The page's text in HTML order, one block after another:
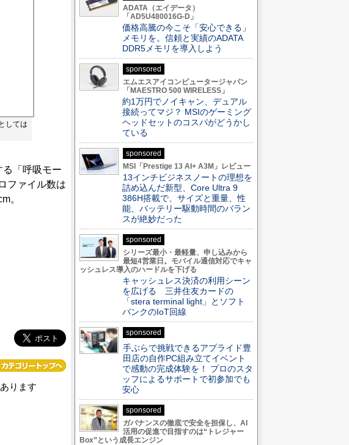
しては
「呼吸モー
ファイル数は
。
ります
ADATA（エイデータ）
「AD5U480016G-D」
価格高騰の今こそ「安心できる」
メモリを。信頼と実績のADATA
DDR5メモリを導入しよう
sponsored
エムエスアイコンピュータージャパン
「MAESTRO 500 WIRELESS」
約1万円でノイキャン、デュアル
接続ってマジ？ MSIのゲーミング
ヘッドセットのコスパがどうかし
ている
sponsored
MSI「Prestige 13 AI+ A3M」レビュー
13インチビジネスノートの理想を
詰め込んだ新型、Core Ultra 9
386H搭載で、サイズと重量、性
能、バッテリー駆動時間のバラン
スが絶妙だった
sponsored
シリーズ最小・最軽量、申し込みから
最短4営業日。モバイル通信対応でキャ
ッシュレス導入のハードルを下げる
キャッシュレス決済の利用シーン
を広げる 三井住友カードの
「stera terminal light」とソフト
バンクのIoT回線
sponsored
手ぶらで挑戦できるアプライド豊
田店の自作PC組み立てイベント
で感動の完成体験を！ プロのスタ
ッフによるサポートで初参加でも
安心
sponsored
ガバナンスの徹底で安全を担保し、AI
活用の促進で目指すのは“トレジャー
Box”という成長エンジン